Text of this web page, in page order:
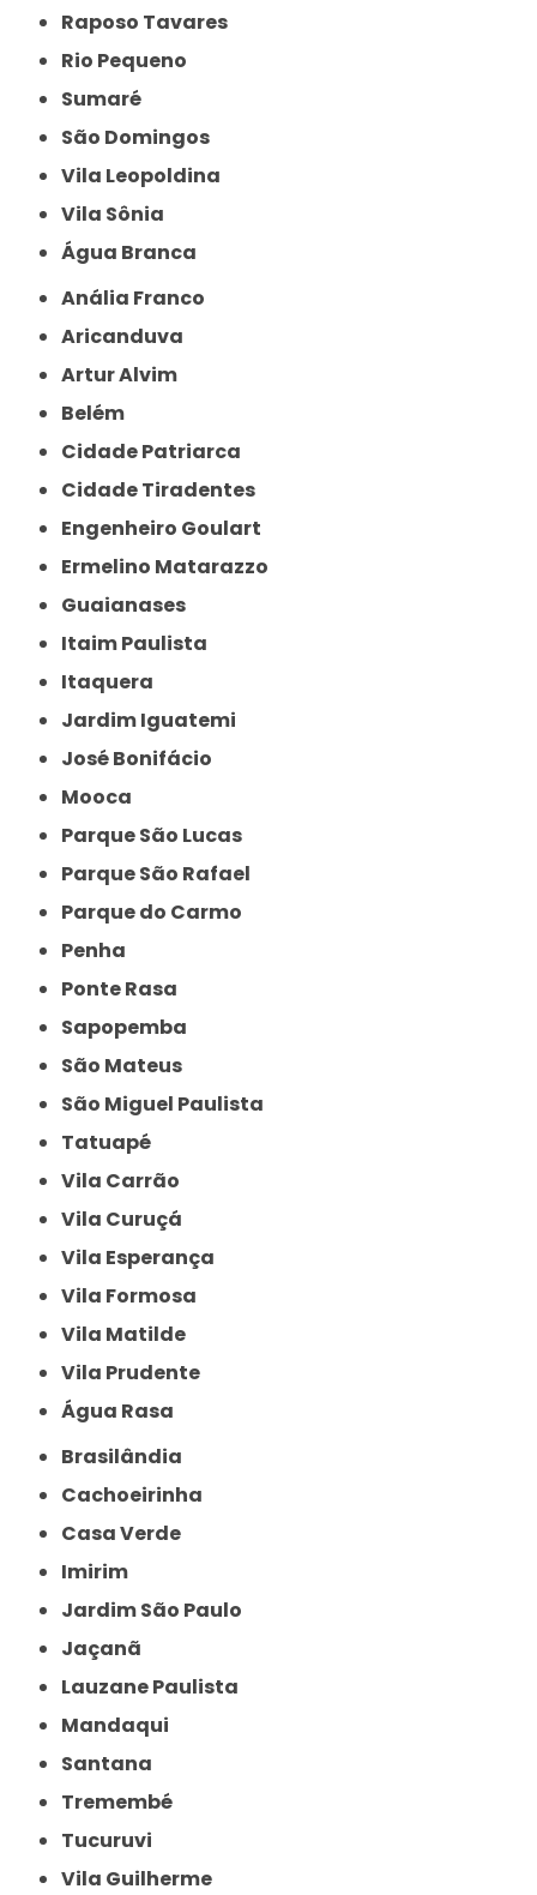
Raposo Tavares
Rio Pequeno
Sumaré
São Domingos
Vila Leopoldina
Vila Sônia
Água Branca
Anália Franco
Aricanduva
Artur Alvim
Belém
Cidade Patriarca
Cidade Tiradentes
Engenheiro Goulart
Ermelino Matarazzo
Guaianases
Itaim Paulista
Itaquera
Jardim Iguatemi
José Bonifácio
Mooca
Parque São Lucas
Parque São Rafael
Parque do Carmo
Penha
Ponte Rasa
Sapopemba
São Mateus
São Miguel Paulista
Tatuapé
Vila Carrão
Vila Curuçá
Vila Esperança
Vila Formosa
Vila Matilde
Vila Prudente
Água Rasa
Brasilândia
Cachoeirinha
Casa Verde
Imirim
Jardim São Paulo
Jaçanã
Lauzane Paulista
Mandaqui
Santana
Tremembé
Tucuruvi
Vila Guilherme